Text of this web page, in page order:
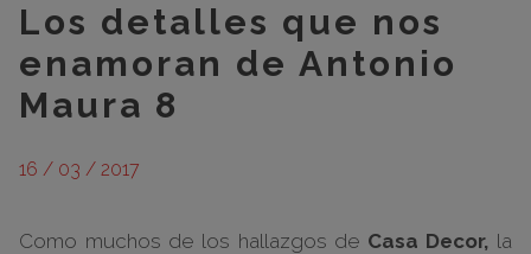
Los detalles que nos
enamoran de Antonio
Maura 8
16 / 03 / 2017
Como muchos de los hallazgos de Casa Decor, la